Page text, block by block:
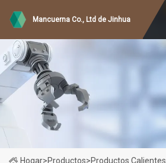
Mancuerna Co., Ltd de Jinhua
Hogar>Productos>Productos Calientes